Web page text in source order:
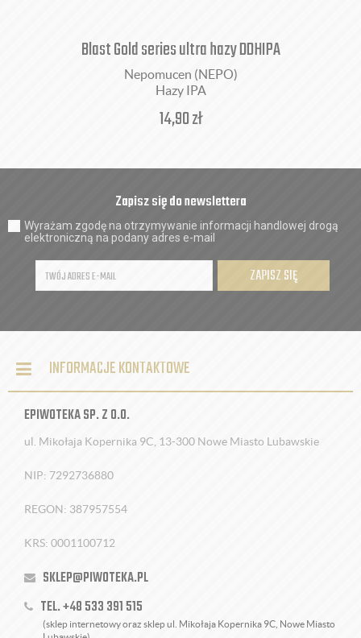
Blast Gold series ultra hazy DDHIPA
Nepomucen (NEPO)
Hazy IPA
14,90zł
Zapisz się do newslettera
Wyrażam zgodę na otrzymywanie informacji handlowej drogą
elektroniczną na podany adres e-mail
ZAPISZ SIĘ
INFORMACJE KONTAKTOWE
EPIWOTEKA SP. Z O.O.
ul. Mikołaja Kopernika 9C, 13-300 Nowe Miasto Lubawskie
NIP: 7292736880
REGON: 387957554
KRS: 0001100712
SKLEP@PIWOTEKA.PL
TEL. +48 533 391 515
(sklep internetowy oraz sklep ul. Mikołaja Kopernika 9C, Nowe Miasto